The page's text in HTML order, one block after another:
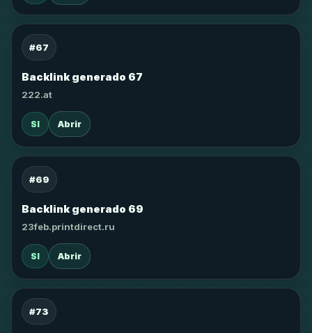
#67
Backlink generado 67
222.at
SI Abrir
#69
Backlink generado 69
23feb.printdirect.ru
SI Abrir
#73